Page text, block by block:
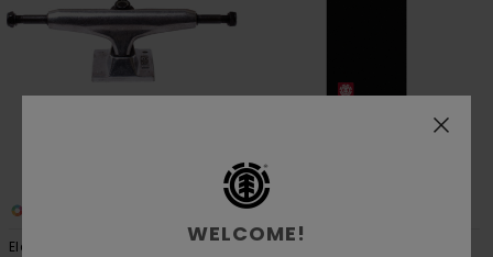
Element
Element
WELCOME!